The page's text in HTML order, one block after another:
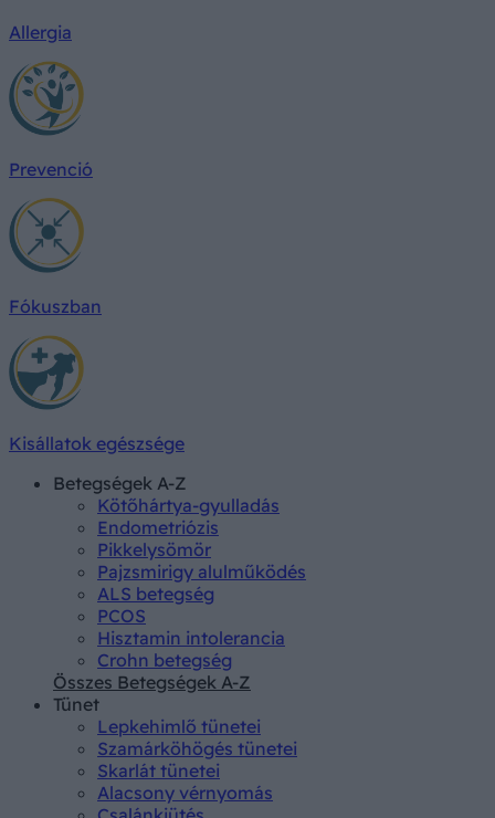
Allergia
Prevenció
Fókuszban
Kisállatok egészsége
Betegségek A-Z
Kötőhártya-gyulladás
Endometriózis
Pikkelysömör
Pajzsmirigy alulműködés
ALS betegség
PCOS
Hisztamin intolerancia
Crohn betegség
Összes Betegségek A-Z
Tünet
Lepkehimlő tünetei
Szamárköhögés tünetei
Skarlát tünetei
Alacsony vérnyomás